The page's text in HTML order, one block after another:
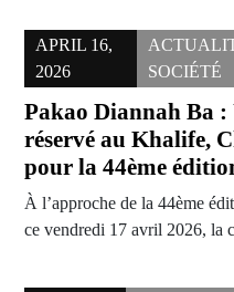
APRIL 16,
2026
SOCIÉTÉ
Pakao Diannah Ba
réservé au Khalife,
pour la 44ème
À l’approche de la 44ème
ce vendredi 17 avril 2026, la